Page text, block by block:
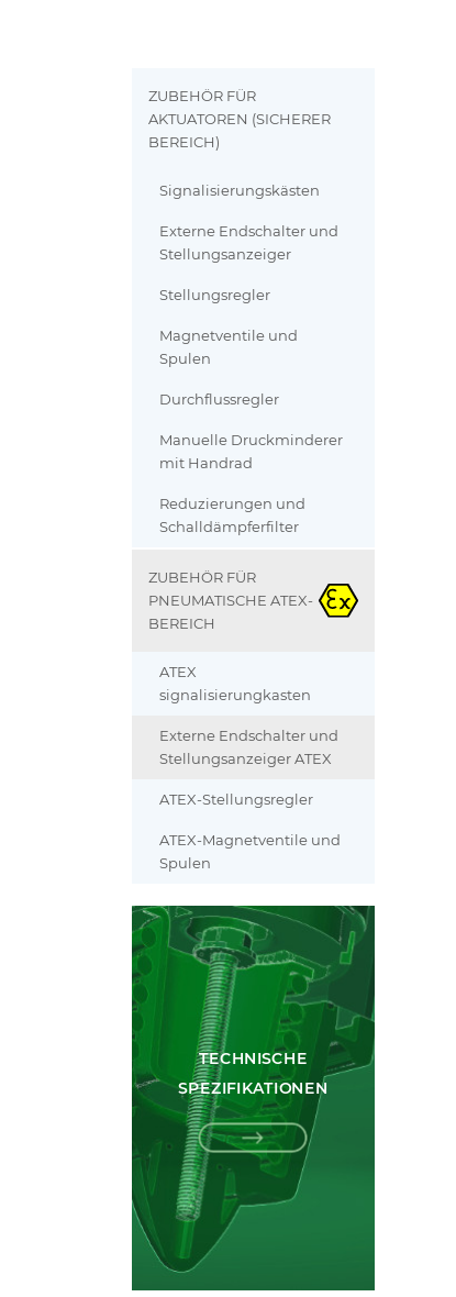
ZUBEHÖR FÜR
AKTUATOREN (SICHERER
BEREICH)
Signalisierungskästen
Externe Endschalter und
Stellungsanzeiger
Stellungsregler
Magnetventile und
Spulen
Durchflussregler
Manuelle Druckminderer
mit Handrad
Reduzierungen und
Schalldämpferfilter
ZUBEHÖR FÜR
PNEUMATISCHE ATEX-
BEREICH
ATEX
signalisierungkasten
Externe Endschalter und
Stellungsanzeiger ATEX
ATEX-Stellungsregler
ATEX-Magnetventile und
Spulen
TECHNISCHE
SPEZIFIKATIONEN